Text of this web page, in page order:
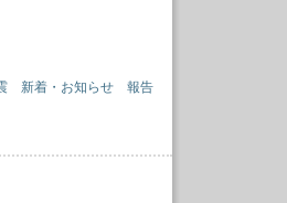
報告
新着・お知らせ